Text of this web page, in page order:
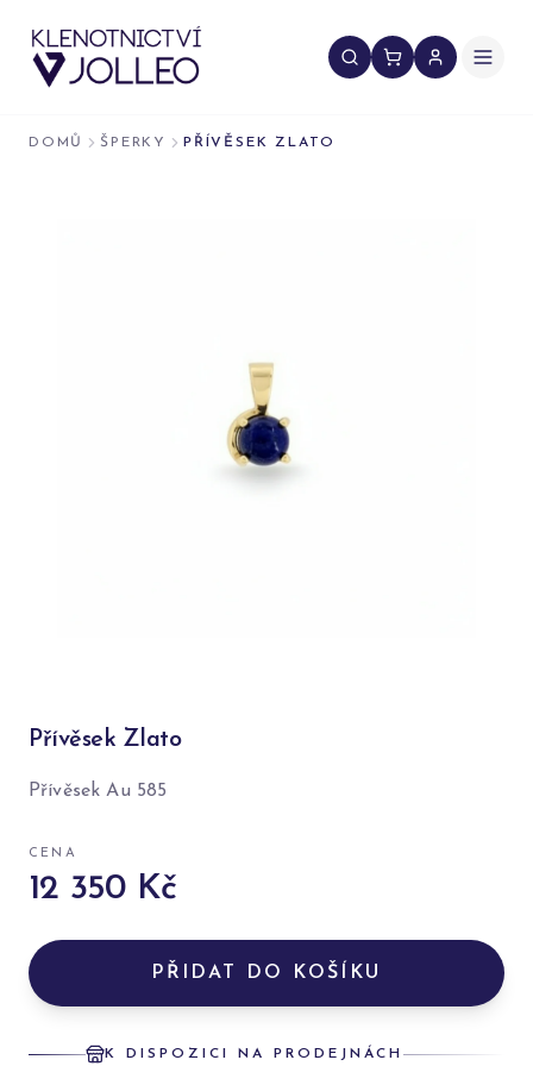
DOMŮ ŠPERKY PŘÍVĚSEK ZLATO
Přívěsek Zlato
Přívěsek Au 585
CENA
12 350 Kč
PŘIDAT DO KOŠÍKU
K DISPOZICI NA PRODEJNÁCH